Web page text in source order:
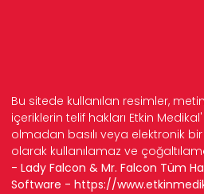
Bu sitede kullanılan resimler,
içeriklerin telif hakları Etkin
olmadan basılı veya elektronik
olarak kullanılamaz ve
- Lady Falcon & Mr. Falcon Tüm
Software - https://